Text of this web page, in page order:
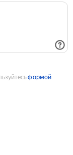
формой